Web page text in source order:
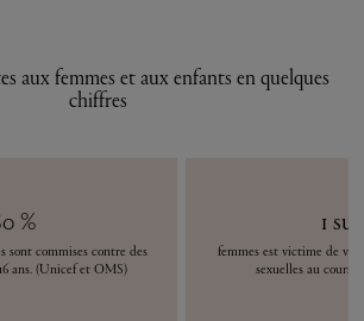
aux femmes et aux enfants en quelques
chiffres
%
sont commises contre des
ans. (Unicef et OMS)
1
femmes est victime de
sexuelles au cours